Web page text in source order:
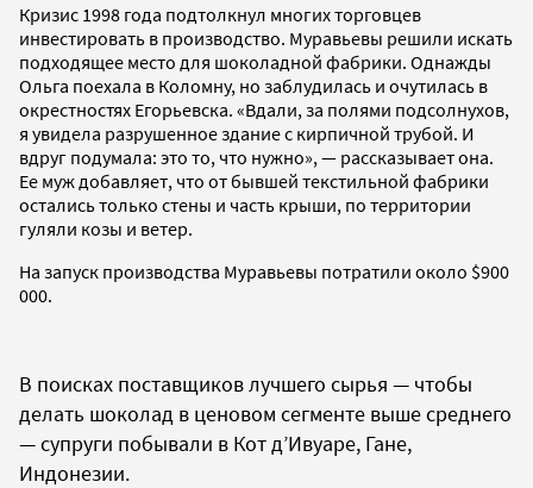
Кризис 1998 года подтолкнул многих торговцев
инвестировать в производство. Муравьевы решили искать
подходящее место для шоколадной фабрики. Однажды
Ольга поехала в Коломну, но заблудилась и очутилась в
окрестностях Егорьевска. «Вдали, за полями подсолнухов,
я увидела разрушенное здание с кирпичной трубой. И
вдруг подумала: это то, что нужно», — рассказывает она.
Ее муж добавляет, что от бывшей текстильной фабрики
остались только стены и часть крыши, по территории
гуляли козы и ветер.
На запуск производства Муравьевы потратили около $900
000.
В поисках поставщиков лучшего сырья — чтобы
делать шоколад в ценовом сегменте выше среднего
— супруги побывали в Кот д’Ивуаре, Гане,
Индонезии.